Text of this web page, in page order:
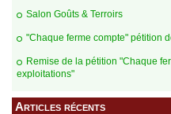
Salon Goûts & Terroirs
"Chaque ferme compte" pétition
Remise de la pétition "Chaque
exploitations"
Articles récents